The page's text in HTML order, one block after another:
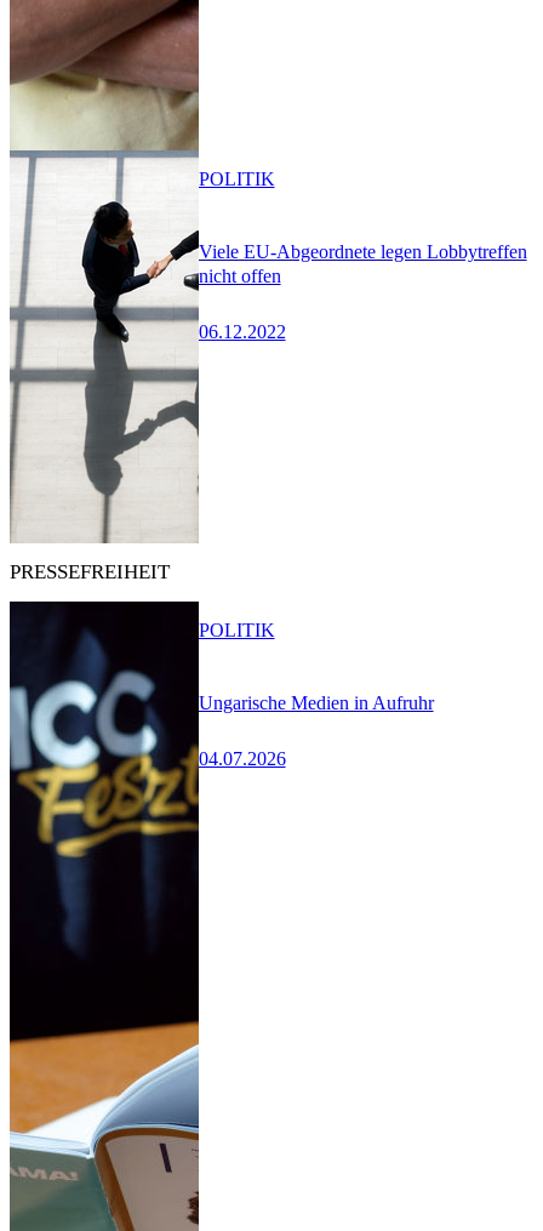
Viele EU-Abgeordnete legen Lobbytreffen
nicht offen
06.12.2022
POLITIK
PRESSEFREIHEIT
Ungarische Medien in Aufruhr
04.07.2026
POLITIK